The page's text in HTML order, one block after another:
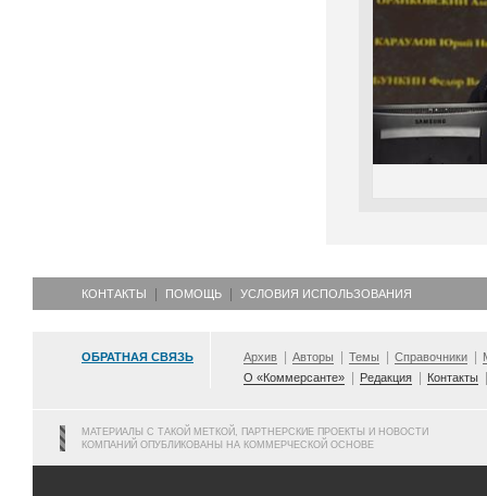
КОНТАКТЫ ПОМОЩЬ УСЛОВИЯ ИСПОЛЬЗОВАНИЯ
ОБРАТНАЯ СВЯЗЬ Архив Авторы Темы Справочники
О «Коммерсанте»
Редакция Контакты
МАТЕРИАЛЫ С ТАКОЙ МЕТКОЙ, ПАРТНЕРСКИЕ ПРОЕКТЫ И НОВОСТИ
КОМПАНИЙ ОПУБЛИКОВАНЫ НА КОММЕРЧЕСКОЙ ОСНОВЕ